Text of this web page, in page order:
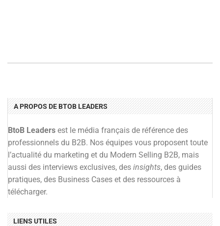
A PROPOS DE BTOB LEADERS
BtoB Leaders est le média français de référence des
professionnels du B2B. Nos équipes vous proposent toute
l’actualité du marketing et du Modern Selling B2B, mais
aussi des interviews exclusives, des insights, des guides
pratiques, des Business Cases et des ressources à
télécharger.
LIENS UTILES